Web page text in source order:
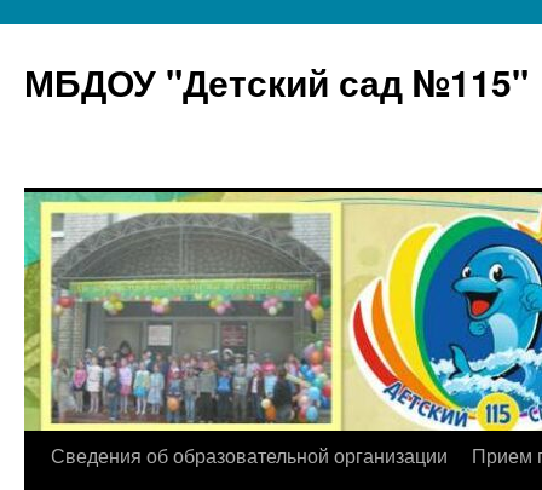
МБДОУ "Детский сад №115"
Перейти
Сведения об образовательной организации
Прием